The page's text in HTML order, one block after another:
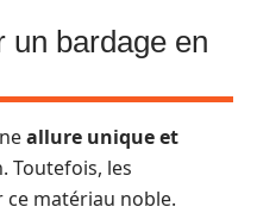
un bardage en
allure unique et
Toutefois, les
matériau noble.